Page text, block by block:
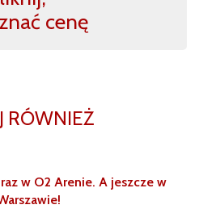
cenę
RÓWNIEŻ
w O2 Arenie. A jeszcze w